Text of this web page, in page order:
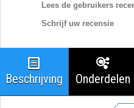
Lees de gebruikers
Schrijf uw recensie
Beschrijving Onderdelen